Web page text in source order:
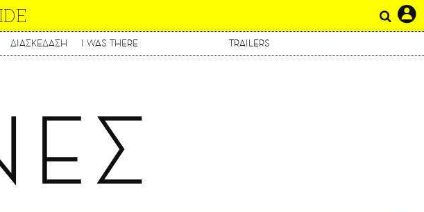
ΔΙΑΣΚΕΔΑΣΗ I WAS THERE TRAILERS